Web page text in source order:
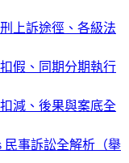
上訴途徑、各級法
假、同期分期執行
減、後果與案底全
民事訴訟全解析（舉